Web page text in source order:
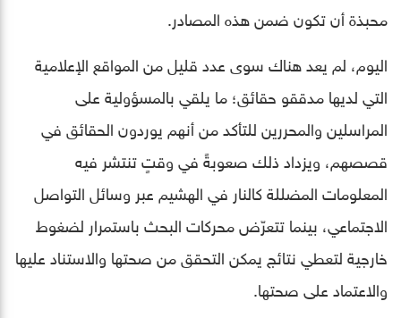
محبذة أن تكون ضمن هذه المصادر.
اليوم، لم يعد هناك سوى عدد قليل من المواقع الإعلامية
التي لديها مدققو حقائق؛ ما يلقي بالمسؤولية على
المراسلين والمحررين للتأكد من أنهم يوردون الحقائق في
قصصهم، ويزداد ذلك صعوبةً في وقتٍ تنتشر فيه
المعلومات المضللة كالنار في الهشيم عبر وسائل التواصل
الاجتماعي، بينما تتعرّض محركات البحث باستمرار لضغوط
خارجية لتعطي نتائج يمكن التحقق من صحتها والاستناد عليها
والاعتماد على صحتها.